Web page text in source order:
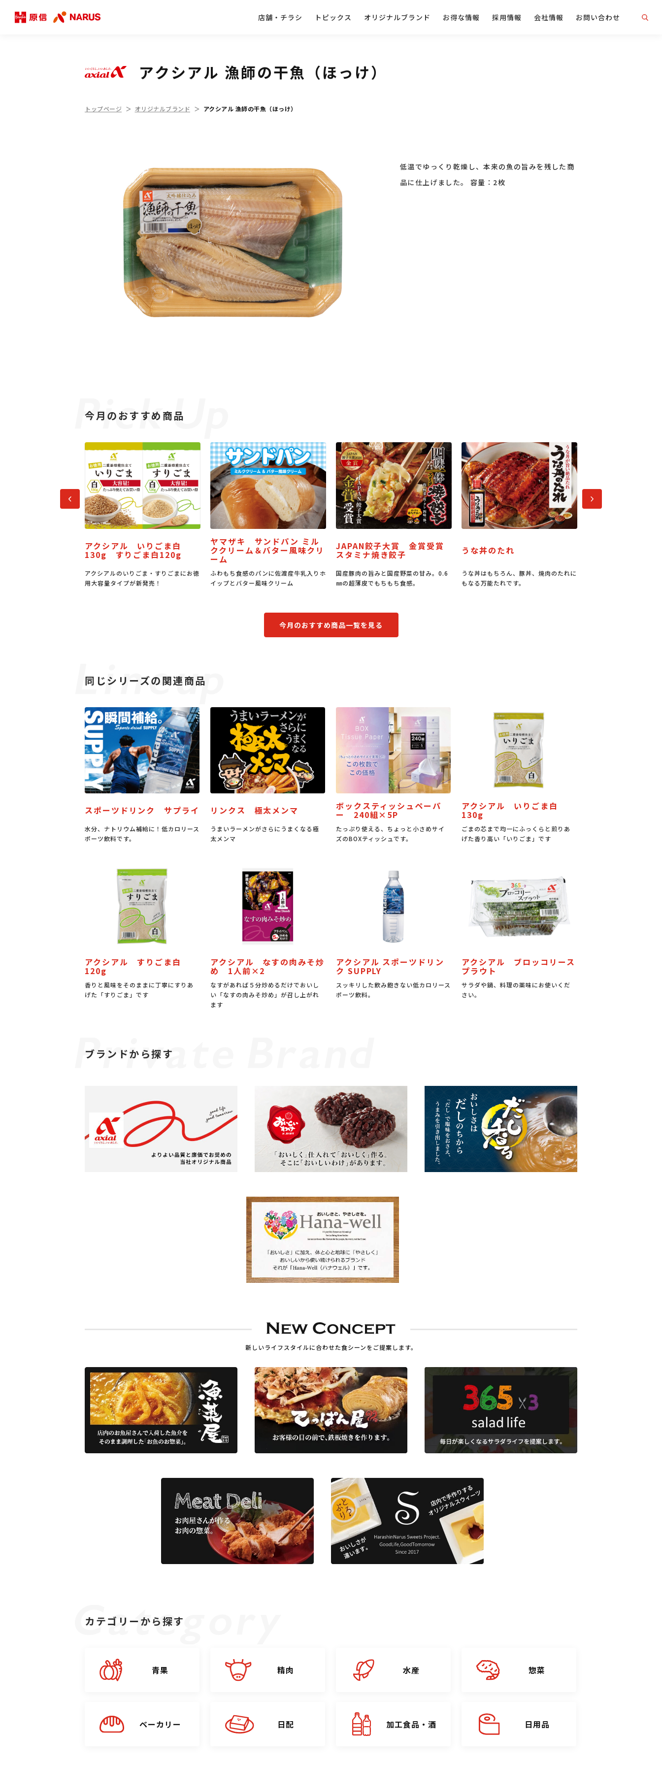
店舗・チラシ トピックス オリジナルブランド お得な情報 採用情報 会社情報 お問い合わせ
アクシアル 漁師の干魚（ほっけ）
トップページ オリジナルブランド アクシアル 漁師の干魚（ほっけ）
低温でゆっくり乾燥し、本来の魚の旨みを残した商
品に仕上げました。 容量：2枚
今月のおすすめ商品
前へ
アクシアル いりごま白
130g すりごま白120g
アクシアルのいりごま・すりごまにお徳
用大容量タイプが新発売！
ヤマザキ サンドパン ミル
ククリーム＆バター風味クリ
ふわもち食感のパンに佐渡産牛乳入りホ
イップとバター風味クリーム
JAPAN餃子大賞 金賞受賞
スタミナ焼き餃子
国産豚肉の旨みと国産野菜の甘み。0.6
㎜の超薄皮でもちもち食感。
うな丼のたれ
うな丼はもちろん、豚丼、焼肉のたれに
もなる万能たれです。
今なら100円お買い物券進呈キャ
次へ
今月のおすすめ商品一覧を見る
同じシリーズの関連商品
スポーツドリンク サプライ
水分、ナトリウム補給に！低カロリース
ポーツ飲料です。
リンクス 極太メンマ
うまいラーメンがさらにうまくなる極
太メンマ
ボックスティッシュペーパ
ー 240組×5P
たっぷり使える、ちょっと小さめサイ
ズのBOXティッシュです。
アクシアル いりごま白
130g
ごまの芯まで均一にふっくらと煎りあ
げた香り高い「いりごま」です
アクシアル すりごま白
120g
香りと風味をそのままに丁寧にすりあ
げた「すりごま」です
アクシアル なすの肉みそ炒
め 1人前×2
なすがあれば５分炒めるだけでおいし
い「なすの肉みそ炒め」が召し上がれ
ます
アクシアル スポーツドリン
ク SUPPLY
スッキリした飲み飽きない低カロリース
ポーツ飲料。
アクシアル ブロッコリース
プラウト
サラダや鍋、料理の薬味にお使いくだ
さい。
ブランドから探す
新しいライフスタイルに合わせた食シーンをご提案します。
カテゴリーから探す
青果 精肉 水産 惣菜
ベーカリー 日配 加工食品・酒 日用品